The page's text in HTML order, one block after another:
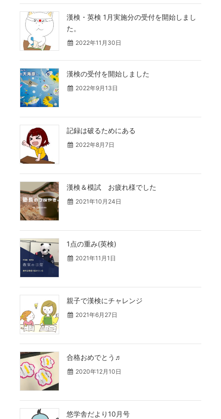
漢検・英検 1月実施分の受付を開始しまし
た。
2022年11月30日
漢検の受付を開始しました
2022年9月13日
記録は破るためにある
2022年8月7日
漢検＆模試 お疲れ様でした
2021年10月24日
1点の重み(英検)
2021年11月1日
親子で漢検にチャレンジ
2021年6月27日
合格おめでとう♬
2020年12月10日
悠学舎だより10月号